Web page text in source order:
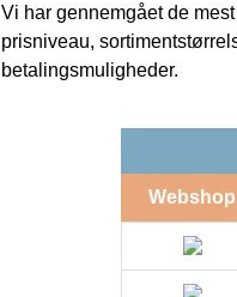
Vi har gennemgået de
prisniveau,
betalingsmuligheder.
Webshop